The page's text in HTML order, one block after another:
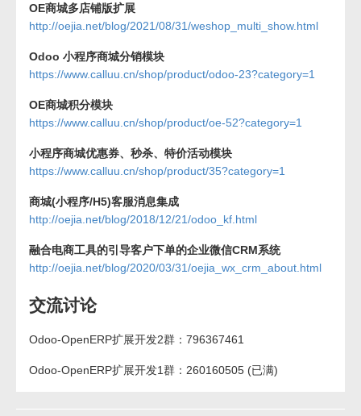
OE商城多店铺版扩展
http://oejia.net/blog/2021/08/31/weshop_multi_show.html
Odoo 小程序商城分销模块
https://www.calluu.cn/shop/product/odoo-23?category=1
OE商城积分模块
https://www.calluu.cn/shop/product/oe-52?category=1
小程序商城优惠券、秒杀、特价活动模块
https://www.calluu.cn/shop/product/35?category=1
商城(小程序/H5)客服消息集成
http://oejia.net/blog/2018/12/21/odoo_kf.html
融合电商工具的引导客户下单的企业微信CRM系统
http://oejia.net/blog/2020/03/31/oejia_wx_crm_about.html
交流讨论
Odoo-OpenERP扩展开发2群：796367461
Odoo-OpenERP扩展开发1群：260160505 (已满)